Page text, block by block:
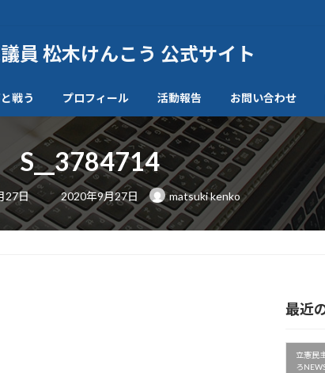
員 松木けんこう 公式サイト
戦う プロフィール 活動報告 お問い合わせ
S__3784714
27日
最
終
更
新
日
2020年9月27日 matsuki kenko
最近
立憲民
ろ